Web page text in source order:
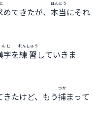
めてきたが、 本当
ほんとう
にそれ
字
んじ
を練習
れんしゅう
していきま
きたけど、もう捕
つか
まって